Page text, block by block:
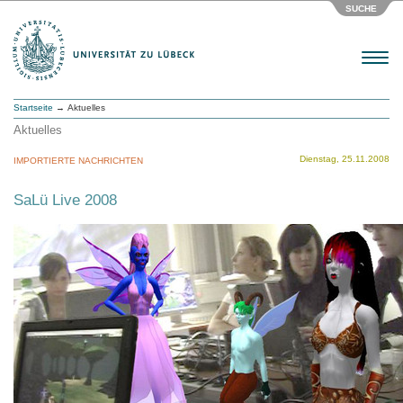
SUCHE
Menu
Startseite → Aktuelles
Aktuelles
Dienstag, 25.11.2008
IMPORTIERTE NACHRICHTEN
SaLü Live 2008